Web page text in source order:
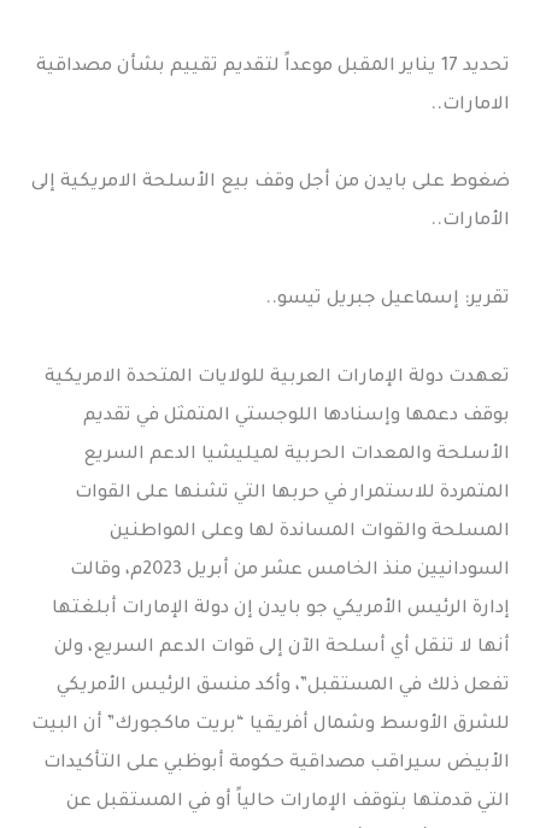
تحديد 17 يناير المقبل موعداً لتقديم تقييم بشأن مصداقية
الامارات..
ضغوط على بايدن من أجل وقف بيع الأسلحة الامريكية إلى
الأمارات..
تقرير: إسماعيل جبريل تيسو..
تعهدت دولة الإمارات العربية للولايات المتحدة الامريكية
بوقف دعمها وإسنادها اللوجستي المتمثل في تقديم
الأسلحة والمعدات الحربية لميليشيا الدعم السريع
المتمردة للاستمرار في حربها التي تشنها على القوات
المسلحة والقوات المساندة لها وعلى المواطنين
السودانيين منذ الخامس عشر من أبريل 2023م، وقالت
إدارة الرئيس الأمريكي جو بايدن إن دولة الإمارات أبلغتها
أنها لا تنقل أي أسلحة الآن إلى قوات الدعم السريع، ولن
تفعل ذلك في المستقبل”، وأكد منسق الرئيس الأمريكي
للشرق الأوسط وشمال أفريقيا “بريت ماكجورك” أن البيت
الأبيض سيراقب مصداقية حكومة أبوظبي على التأكيدات
التي قدمتها بتوقف الإمارات حالياً أو في المستقبل عن